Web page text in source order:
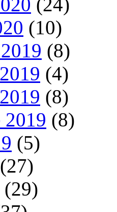
(10)
(8)
(4)
(8)
2019 (8)
(5)
(27)
(29)